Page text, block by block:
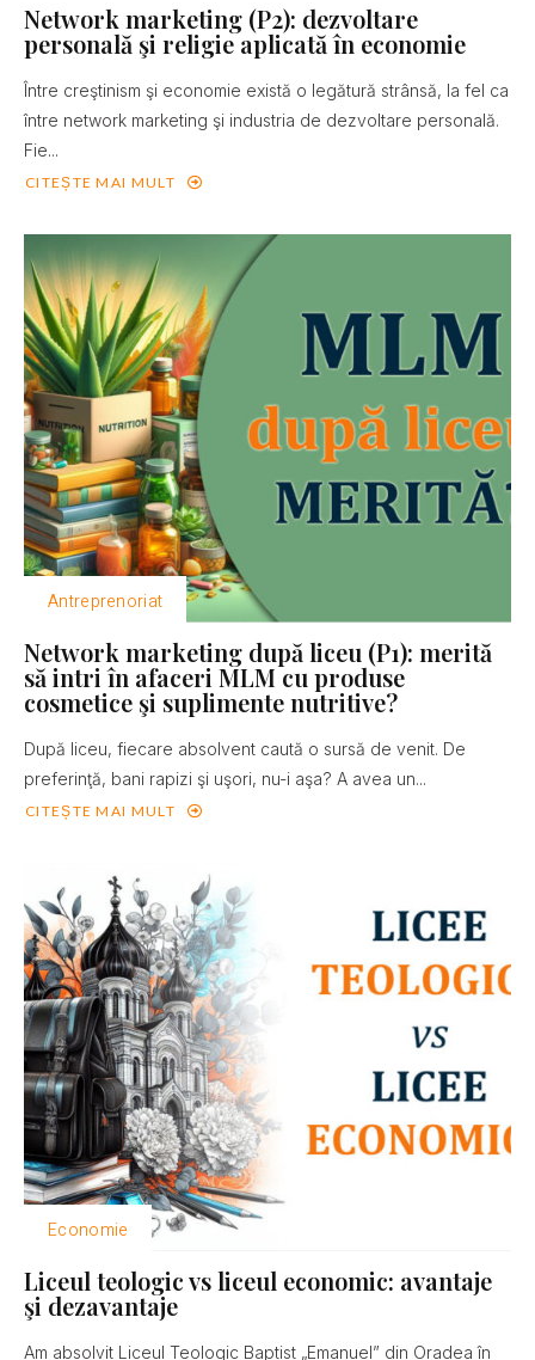
Network marketing (P2): dezvoltare
personală şi religie aplicată în economie
Între creştinism şi economie există o legătură strânsă, la fel ca
între network marketing şi industria de dezvoltare personală.
Fie...
CITEȘTE MAI MULT
Antreprenoriat
Network marketing după liceu (P1): merită
să intri în afaceri MLM cu produse
cosmetice şi suplimente nutritive?
După liceu, fiecare absolvent caută o sursă de venit. De
preferinţă, bani rapizi şi uşori, nu-i aşa? A avea un...
CITEȘTE MAI MULT
Economie
Liceul teologic vs liceul economic: avantaje
şi dezavantaje
Am absolvit Liceul Teologic Baptist „Emanuel” din Oradea în